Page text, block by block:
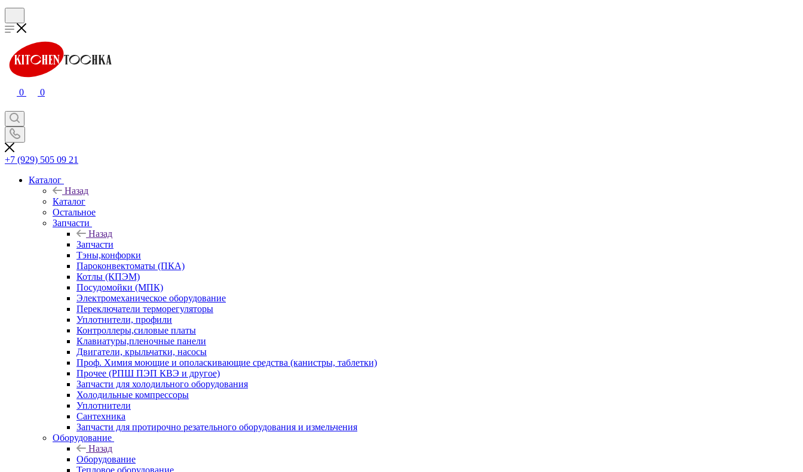
0 0
+7 (929) 505 09 21
Каталог
Назад
Каталог
Остальное
Запчасти
Назад
Запчасти
Тэны,конфорки
Пароконвектоматы (ПКА)
Котлы (КПЭМ)
Посудомойки (МПК)
Электромеханическое оборудование
Переключатели терморегуляторы
Уплотнители, профили
Контроллеры,силовые платы
Клавиатуры,пленочные панели
Двигатели, крыльчатки, насосы
Проф. Химия моющие и ополаскивающие средства (канистры, таблетки)
Прочее (РПШ ПЭП КВЭ и другое)
Запчасти для холодильного оборудования
Холодильные компрессоры
Уплотнители
Сантехника
Запчасти для протирочно резательного оборудования и измельчения
Оборудование
Назад
Оборудование
Тепловое оборудование